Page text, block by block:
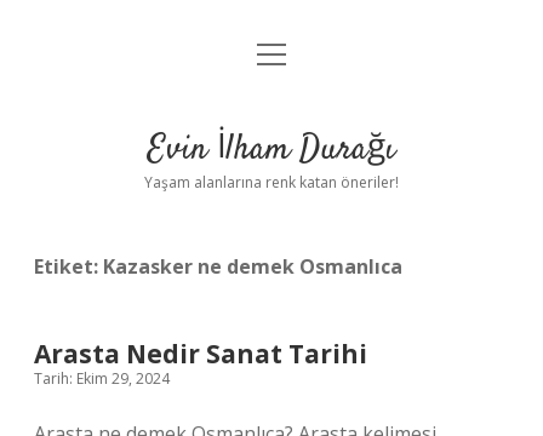
Anasayfa
Yasal Uyarı
menüyü
Evin İlham Durağı
Yaşam alanlarına renk katan öneriler!
Etiket: Kazasker ne demek Osmanlıca
Arasta Nedir Sanat Tarihi
Tarih: Ekim 29, 2024